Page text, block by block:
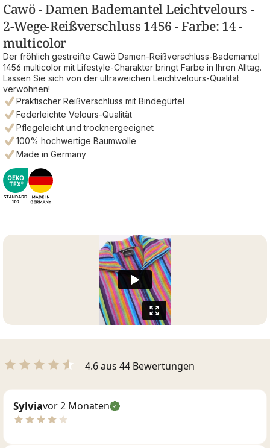
Cawö - Damen Bademantel Leichtvelours -
2-Wege-Reißverschluss 1456 - Farbe: 14 -
multicolor
Der fröhlich gestreifte Cawö Damen-Reißverschluss-Bademantel
1456 multicolor mit Lifestyle-Charakter bringt Farbe in Ihren Alltag.
Lassen Sie sich von der ultraweichen Leichtvelours-Qualität
verwöhnen!
Praktischer Reißverschluss mit Bindegürtel
Federleichte Velours-Qualität
Pflegeleicht und trocknergeeignet
100% hochwertige Baumwolle
Made in Germany
4.6 aus 44 Bewertungen
Sylviavor 2 Monaten